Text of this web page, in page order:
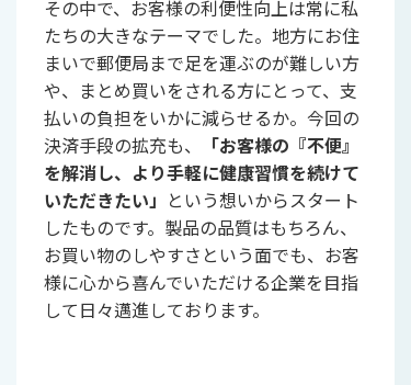
その中で、お客様の利便性向上は常に私
たちの大きなテーマでした。地方にお住
まいで郵便局まで足を運ぶのが難しい方
や、まとめ買いをされる方にとって、支
払いの負担をいかに減らせるか。今回の
決済手段の拡充も、
「お客様の『不便』
を解消し、より手軽に健康習慣を続けて
いただきたい」 という想いからスタート
したものです。製品の品質はもちろん、
お買い物のしやすさという面でも、お客
様に心から喜んでいただける企業を目指
して日々邁進しております。